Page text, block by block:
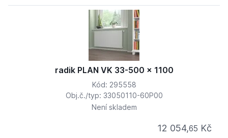
radik PLAN VK 33-500 x 1100
Kód: 295558
Obj.č./typ: 33050110-60P00
Není skladem
12 054,65 Kč